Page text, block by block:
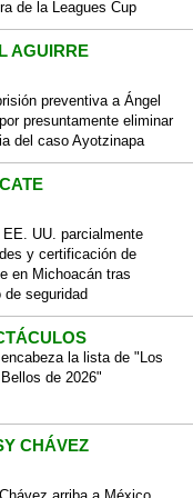
de la Leagues Cup
AGUIRRE
preventiva a Ángel
presuntamente eliminar
del caso Ayotzinapa
EE. UU. parcialmente
y certificación de
en Michoacán tras
de seguridad
la lista de "Los
de 2026"
CHÁVEZ